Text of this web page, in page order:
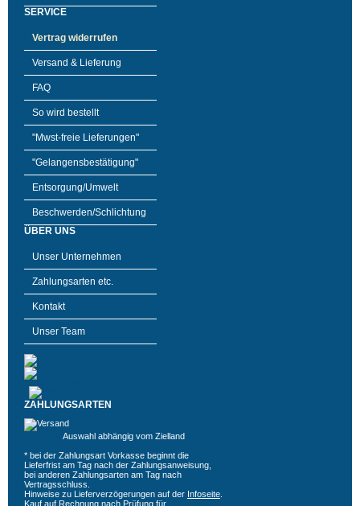
SERVICE
Vertrag widerrufen
Versand & Lieferung
FAQ
So wird bestellt
"Mwst-freie Lieferungen"
"Gelangensbestätigung"
Entsorgung/Umwelt
Beschwerden/Schlichtung
ÜBER UNS
Unser Unternehmen
Zahlungsarten etc.
Kontakt
Unser Team
ZAHLUNGSARTEN
Auswahl abhängig vom Zielland
* bei der Zahlungsart Vorkasse beginnt die
Lieferfrist am Tag nach der Zahlungsanweisung,
bei anderen Zahlungsarten am Tag nach
Vertragsschluss.
Hinweise zu Lieferverzögerungen auf der Infoseite
Kauf auf Rechnung nach Prüfung für